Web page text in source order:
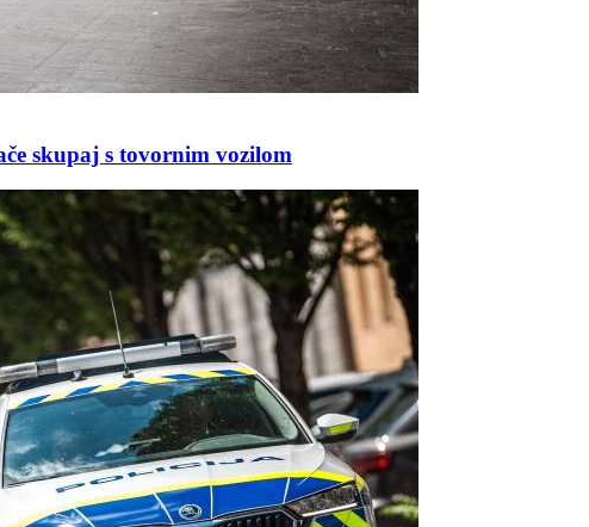
skupaj s tovornim vozilom